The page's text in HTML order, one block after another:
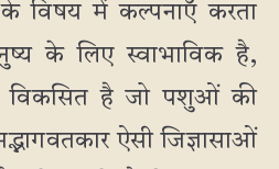
विषय में कल्पनाएँ करता
के लिए स्वाभाविक है,
विकसित है जो पशुओं की
ऐसी जिज्ञासाओं